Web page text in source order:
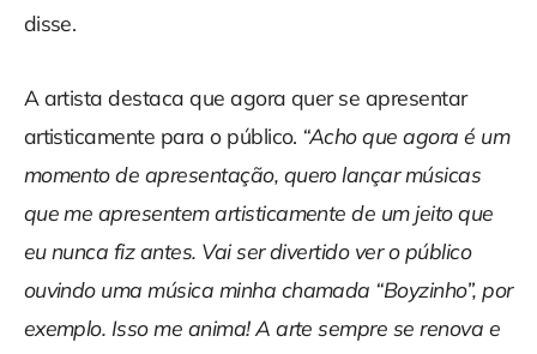
disse.
A artista destaca que agora quer se apresentar
artisticamente para o público. “Acho que agora é um
momento de apresentação, quero lançar músicas
que me apresentem artisticamente de um jeito que
eu nunca fiz antes. Vai ser divertido ver o público
ouvindo uma música minha chamada “Boyzinho”, por
exemplo. Isso me anima! A arte sempre se renova e